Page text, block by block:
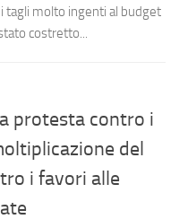
tagli molto ingenti al budget
costretto...
protesta contro i
del
i favori alle